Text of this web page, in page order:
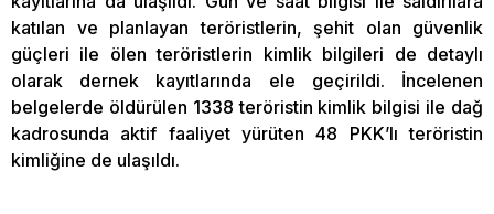
katılan ve planlayan teröristlerin, şehit olan güvenlik
güçleri ile ölen teröristlerin kimlik bilgileri de detaylı
olarak dernek kayıtlarında ele geçirildi. İncelenen
belgelerde öldürülen 1338 teröristin kimlik bilgisi ile dağ
kadrosunda aktif faaliyet yürüten 48 PKK’lı teröristin
kimliğine de ulaşıldı.